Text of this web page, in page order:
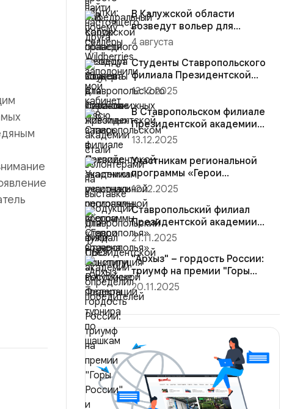
В Калужской области
возведут вольер для
краснокнижных животных
4 августа
Студенты Ставропольского
филиала Президентской
академии стали волонтёрами
13.12.2025
В Ставропольском филиале
Президентской академии
участники региональной
13.12.2025
Участникам региональной
программы «Герои
Ставрополья» вручена
Конституция Ро...
12.12.2025
Ставропольский филиал
Президентской академии
определил победителей
турнира ...
21.11.2025
"Архыз" – гордость России:
триумф на премии "Горы
России"...
20.11.2025